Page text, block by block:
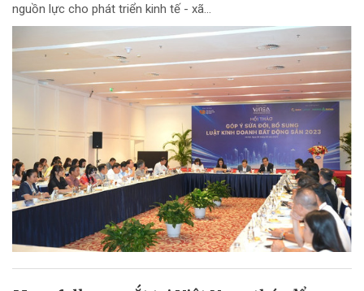
nguồn lực cho phát triển kinh tế - xã...